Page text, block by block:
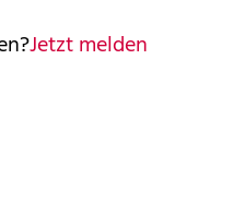
Jetzt melden